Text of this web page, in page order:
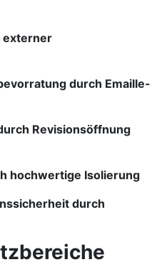
externer
durch Emaille-
Revisionsöffnung
hochwertige Isolierung
durch